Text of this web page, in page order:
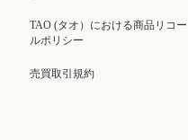
TAO (タオ）における商品リコー
ルポリシー
売買取引規約